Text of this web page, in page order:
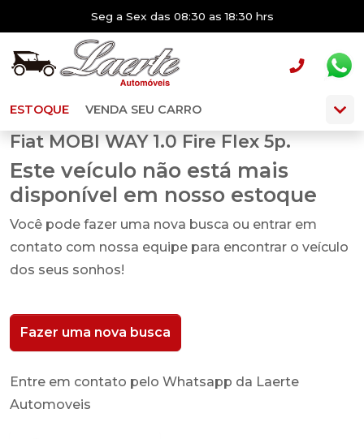
Seg a Sex das 08:30 as 18:30 hrs
ESTOQUE VENDA SEU CARRO
Fiat MOBI WAY 1.0 Fire Flex 5p.
Este veículo não está mais
disponível em nosso estoque
Você pode fazer uma nova busca ou entrar em
contato com nossa equipe para encontrar o veículo
dos seus sonhos!
Fazer uma nova busca
Entre em contato pelo Whatsapp da Laerte
Automoveis